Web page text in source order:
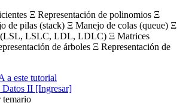
Ξ Representación de polinomios Ξ
de pilas (stack) Ξ Manejo de colas (queue) Ξ
(LSL, LSLC, LDL, LDLC) Ξ Matrices
de árboles Ξ Representación de
a este tutorial
Datos II [Ingresar]
temario